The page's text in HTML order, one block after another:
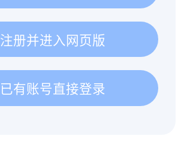
注册并进入网页版
已有账号直接登录